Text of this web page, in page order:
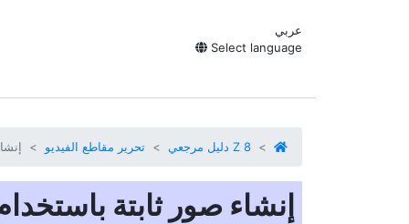
عربي
Select language
Z 8 دليل مرجعي تحرير مقاطع الفيديو
إنشاء صور ثابتة